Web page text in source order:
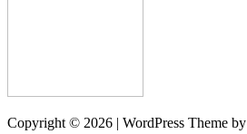
Copyright © 2026 | WordPress Theme by